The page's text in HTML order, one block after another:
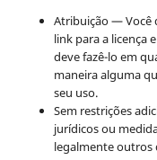
Atribuição — Você
link para a licença
deve fazê-lo em
maneira alguma
seu uso.
Sem restrições
jurídicos ou
legalmente outros